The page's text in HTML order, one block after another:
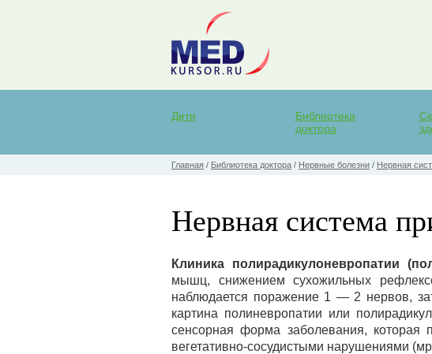
Дети
Библиотека
доктора
Главная / Библиотека доктора / Нервные болезни / Нервная
Нервная система
Клиника полирадикулоневропатии
мышц, снижением сухожильных
наблюдается поражение 1 — 2 нервов,
картина полиневропатии или
сенсорная форма заболевания, которая
вегетативно-сосудистыми нарушениями